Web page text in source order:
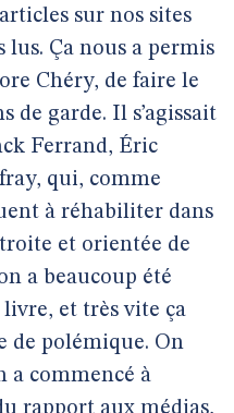
sur nos sites
Ça nous a permis
Chéry, de faire le
de garde. Il s’agissait
Ferrand, Éric
qui, comme
à réhabiliter dans
et orientée de
a beaucoup été
et très vite ça
de polémique. On
a commencé à
rapport aux médias,